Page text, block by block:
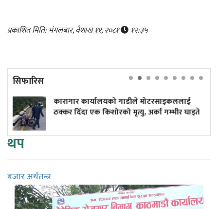
प्रकाशित मिति: मंगलबार, वैशाख ११, २०८१ १२:३५
सिफारिस
गाडीले मोटरसाइकललाई
एक किशोरको मृत्यु, अर्का गम्भीर घाइते
दुर्घटनाले
कमाइले
थप
बजार अर्थतन्त्र